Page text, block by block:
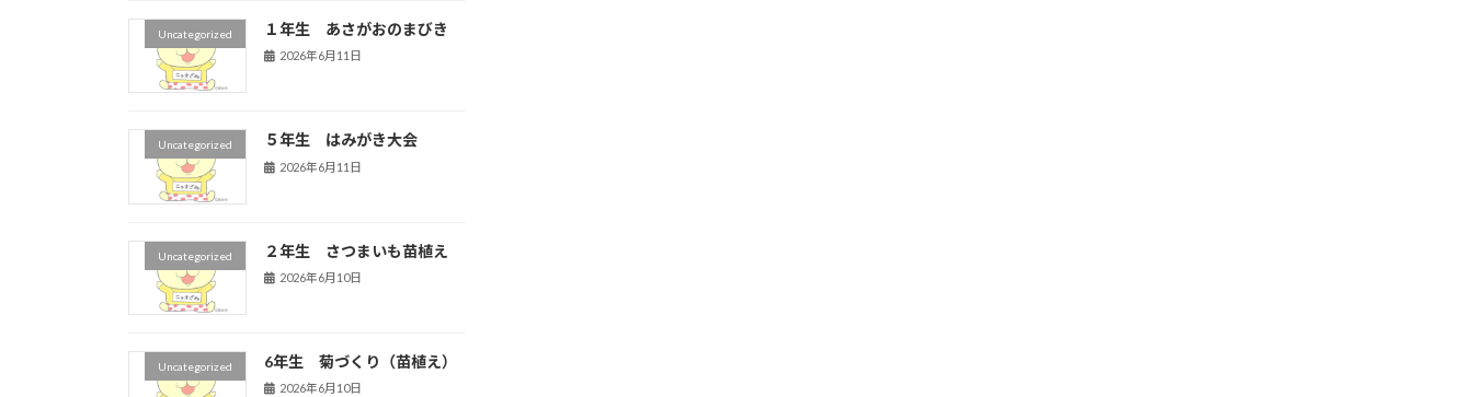
Uncategorized １年生 あさがおのまびき
2026年6月11日
Uncategorized ５年生 はみがき大会
2026年6月11日
Uncategorized ２年生 さつまいも苗植え
2026年6月10日
Uncategorized 6年生 菊づくり（苗植え）
2026年6月10日